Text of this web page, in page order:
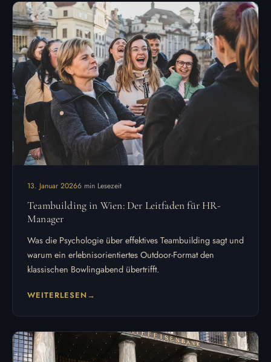
13. Januar 20266 min Lesezeit
Teambuilding in Wien: Der Leitfaden für HR-
Manager
Was die Psychologie über effektives Teambuilding sagt und
warum ein erlebnisorientiertes Outdoor-Format den
klassischen Bowlingabend übertrifft.
WEITERLESEN